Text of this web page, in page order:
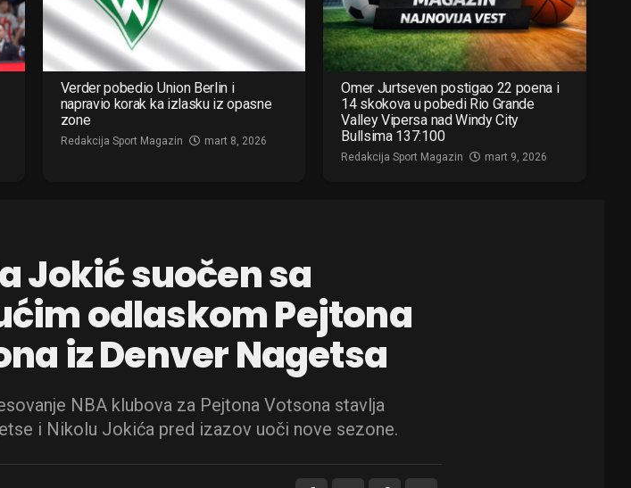
Verder pobedio Union Berlin i
napravio korak ka izlasku iz opasne
zone
Redakcija Sport Magazin mart 8, 2026
Omer Jurtseven postigao 22 poena i
14 skokova u pobedi Rio Grande
Valley Vipersa nad Windy City
Bullsima 137:100
Redakcija Sport Magazin mart 9, 2026
Jokić suočen sa
odlaskom Pejtona
iz Denver Nagetsa
NBA klubova za Pejtona Votsona stavlja
i Nikolu Jokića pred izazov uoči nove sezone.